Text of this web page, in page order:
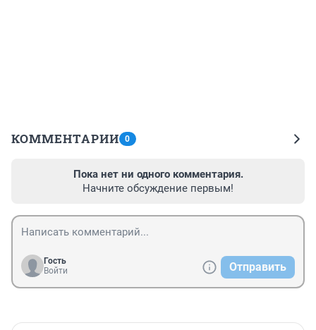
КОММЕНТАРИИ 0
Пока нет ни одного комментария.
Начните обсуждение первым!
Гость
Войти
Отправить